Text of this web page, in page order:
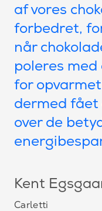
af vores
forbedret,
når
poleres
for
dermed
over de
Kent
Carletti